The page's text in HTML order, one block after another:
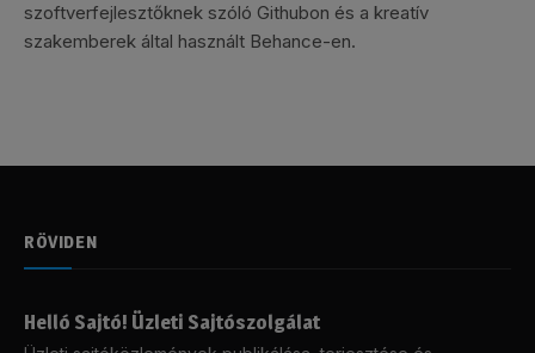
szoftverfejlesztőknek szóló Githubon és a kreatív
szakemberek által használt Behance-en.
RÖVIDEN
Helló Sajtó! Üzleti Sajtószolgálat